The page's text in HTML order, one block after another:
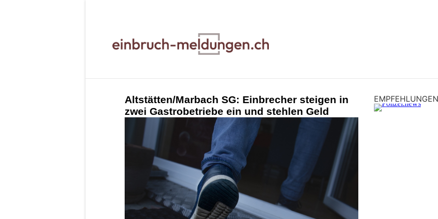
Altstätten/Marbach SG: Einbrecher steigen in
zwei Gastrobetriebe ein und stehlen Geld
EMPFEHLUNGEN